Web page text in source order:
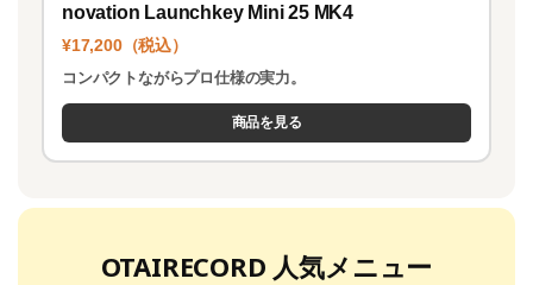
novation Launchkey Mini 25 MK4
¥17,200（税込）
コンパクトながらプロ仕様の実力。
商品を見る
OTAIRECORD 人気メニュー